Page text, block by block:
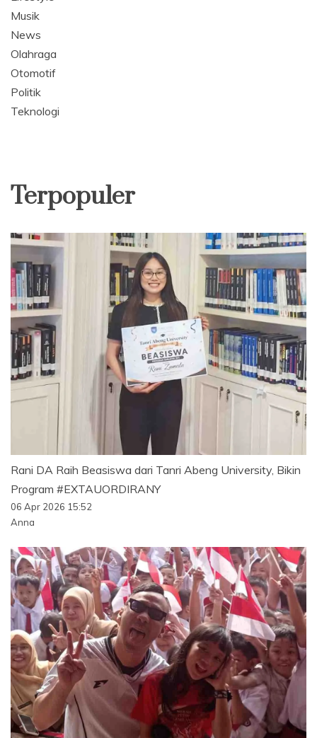
Musik
News
Olahraga
Otomotif
Politik
Teknologi
Terpopuler
Rani DA Raih Beasiswa dari Tanri Abeng University, Bikin
Program #EXTAUORDIRANY
06 Apr 2026 15:52
Anna